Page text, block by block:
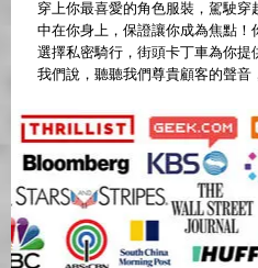
穿上你最喜愛的角色服裝，駕駛
中在你身上，保證讓你成為焦點
選擇私密騎行，街頭卡丁車為你
我們說，聽聽我們尊貴顧客的聲音